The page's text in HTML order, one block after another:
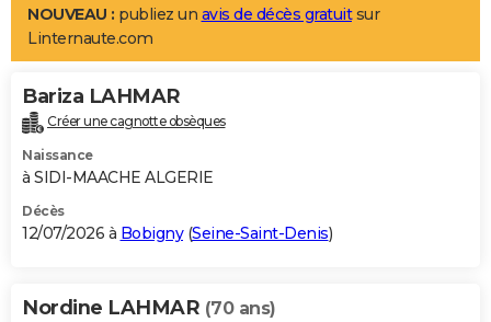
LIFESTYLE
Art de vivre
Bien-être
Loisirs
Mode
Modes de vie
Alimentation
Guide de la santé
Maladies
Médicaments
Sommeil
VOYAGE
Destinations
City break
Voyage nature
Voyage de noces
Forum
Climat
+PHOTO
GUIDES D'ACHAT
BONS PLANS
Carte de Noël
Carte Bonne année
Carte Saint-Valentin
Carte Pâques
Carte d'anniversaire
NOUVEAU : publiez un avis de décès gratuitsur
Linternaute.com
Bariza LAHMAR
Créer une cagnotte obsèques
Naissance
à SIDI-MAACHE ALGERIE
Décès
12/07/2026 à Bobigny(Seine-Saint-Denis)
Nordine LAHMAR (70 ans)